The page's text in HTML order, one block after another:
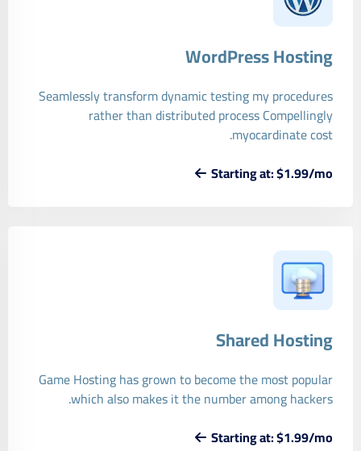
WordPress Hosting
Seamlessly transform dynamic testing my procedures
rather than distributed process Compellingly
myocardinate cost.
Starting at: $1.99/mo
Shared Hosting
Game Hosting has grown to become the most popular
which also makes it the number among hackers.
Starting at: $1.99/mo